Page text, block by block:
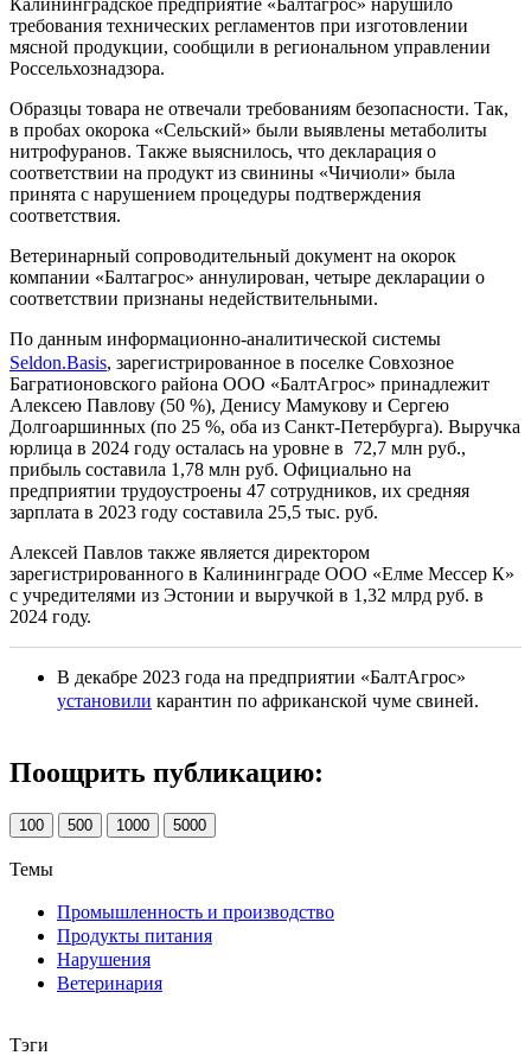
требования технических регламентов при изготовлении
мясной продукции, сообщили в региональном управлении
Россельхознадзора.
Образцы товара не отвечали требованиям безопасности. Так,
в пробах окорока «Сельский» были выявлены метаболиты
нитрофуранов. Также выяснилось, что декларация о
соответствии на продукт из свинины «Чичиоли» была
принята с нарушением процедуры подтверждения
соответствия.
Ветеринарный сопроводительный документ на окорок
компании «Балтагрос» аннулирован, четыре декларации о
соответствии признаны недействительными.
По данным информационно-аналитической системы
Seldon.Basis, зарегистрированное в поселке Совхозное
Багратионовского района ООО «БалтАгрос» принадлежит
Алексею Павлову (50 %), Денису Мамукову и Сергею
Долгоаршинных (по 25 %, оба из Санкт-Петербурга). Выручка
юрлица в 2024 году осталась на уровне в 72,7 млн руб.,
прибыль составила 1,78 млн руб. Официально на
предприятии трудоустроены 47 сотрудников, их средняя
зарплата в 2023 году составила 25,5 тыс. руб.
Алексей Павлов также является директором
зарегистрированного в Калининграде ООО «Елме Мессер К»
с учредителями из Эстонии и выручкой в 1,32 млрд руб. в
2024 году.
В декабре 2023 года на предприятии «БалтАгрос»
установили карантин по африканской чуме свиней.
Поощрить публикацию:
100 500 1000 5000
Темы
Промышленность и производство
Продукты питания
Нарушения
Ветеринария
Тэги